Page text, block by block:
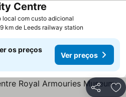
local com custo adicional
Centre
km de Leeds railway station
os preços
Ver preços
Partilhar